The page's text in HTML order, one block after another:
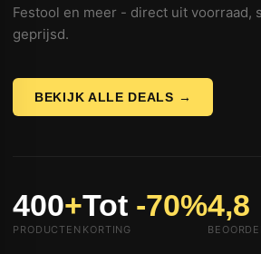
Festool en meer - direct uit voorraad,
geprijsd.
BEKIJK ALLE DEALS →
400+
PRODUCTEN
Tot -70%
KORTING
4,8